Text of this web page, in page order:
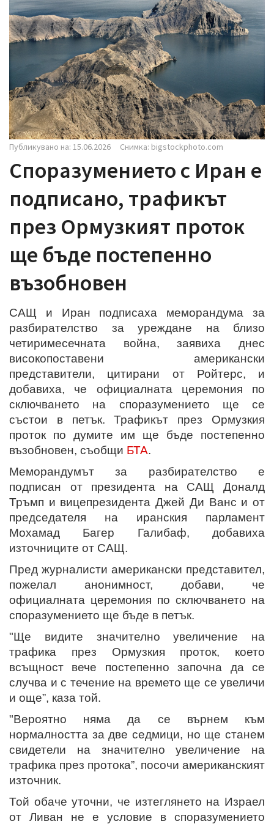
i
g
a
o
n
Публикувано на: 15.06.2026 Снимка: bigstockphoto.com
Споразумението с Иран е
подписано, трафикът
през Ормузкият проток
ще бъде постепенно
възобновен
САЩ и Иран подписаха меморандума за
разбирателство за уреждане на близо
четиримесечната война, заявиха днес
високопоставени американски
представители, цитирани от Ройтерс, и
добавиха, че официалната церемония по
сключването на споразумението ще се
състои в петък. Трафикът през Ормузкия
проток по думите им ще бъде постепенно
възобновен, съобщи БТА.
Меморандумът за разбирателство е
подписан от президента на САЩ Доналд
Тръмп и вицепрезидента Джей Ди Ванс и от
председателя на иранския парламент
Мохамад Багер Галибаф, добавиха
източниците от САЩ.
Пред журналисти американски представител,
пожелал анонимност, добави, че
официалната церемония по сключването на
споразумението ще бъде в петък.
"Ще видите значително увеличение на
трафика през Ормузкия проток, което
всъщност вече постепенно започна да се
случва и с течение на времето ще се увеличи
и още”, каза той.
"Вероятно няма да се върнем към
нормалността за две седмици, но ще станем
свидетели на значително увеличение на
трафика през протока”, посочи американският
източник.
Той обаче уточни, че изтеглянето на Израел
от Ливан не е условие в споразумението